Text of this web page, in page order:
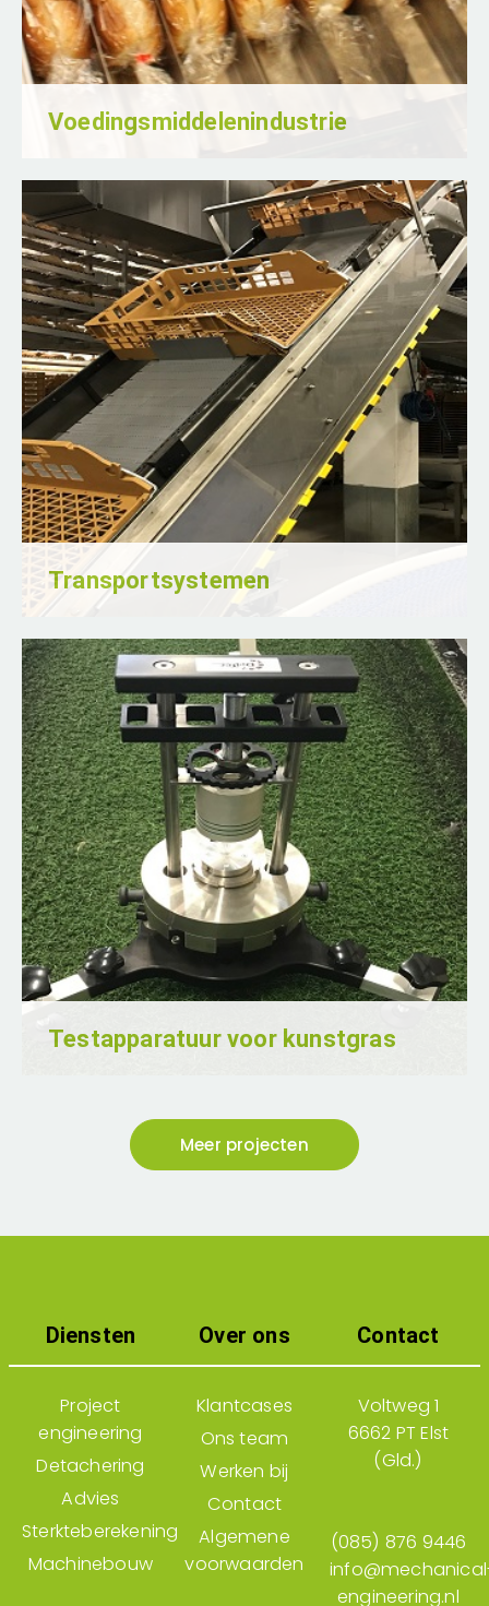
Voedingsmiddelenindustrie
de voedingsmiddelenindustrie en daar komt
nogal wat bij kijken.
Lees verder
Transportsystemen
wij diverse transportbanen en draaitafels
ontwikkeld. Slimme systemen die doen wat
ze moeten doen: producten betrouwbaar
en efficiënt verplaatsen binnen het
productieproces.
Lees verder
Testapparatuur voor kunstgras
officiële testapparatuur voor
testlaboratoria én systemen voor het
testen van kunstgras, sportvloeren en
tot in detail klopt.
Meer projecten
Diensten
Project
engineering
Detachering
Advies
Sterkteberekening
Machinebouw
Over ons
Klantcases
Ons team
Werken bij
Contact
Algemene
voorwaarden
Contact
Voltweg 1
6662 PT Elst
(Gld.)
(085) 876 9446
engineering.nl